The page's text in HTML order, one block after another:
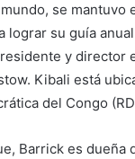
se mantuvo
lograr su guía
y director
Kibali está
del Congo
Barrick es dueña